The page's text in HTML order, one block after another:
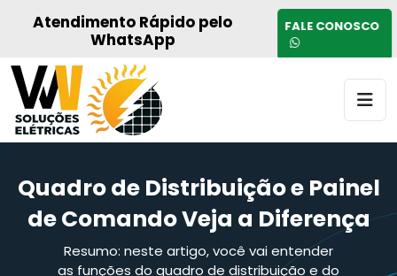
Atendimento Rápido pelo
WhatsApp
FALE CONOSCO
Quadro de Distribuição e Painel
de Comando Veja a Diferença
Resumo: neste artigo, você vai entender
as funções do quadro de distribuição e do